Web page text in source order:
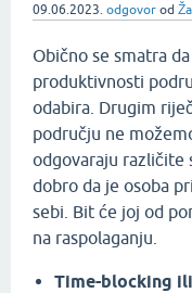
09.06.2023. odgovor od
Obično se smatra
produktivnosti
odabira. Drugim
području ne
odgovaraju različite
dobro da je osoba
sebi. Bit će joj od
na raspolaganju.
Time-blocking